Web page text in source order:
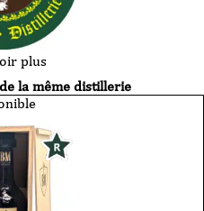
plus
la même distillerie